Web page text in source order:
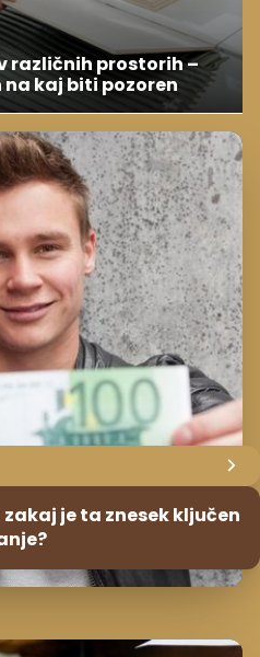
različnih prostorih –
kaj biti pozoren
zakaj je ta znesek ključen